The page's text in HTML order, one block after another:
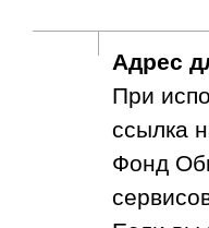
Адрес
При
ссылка
Фонд